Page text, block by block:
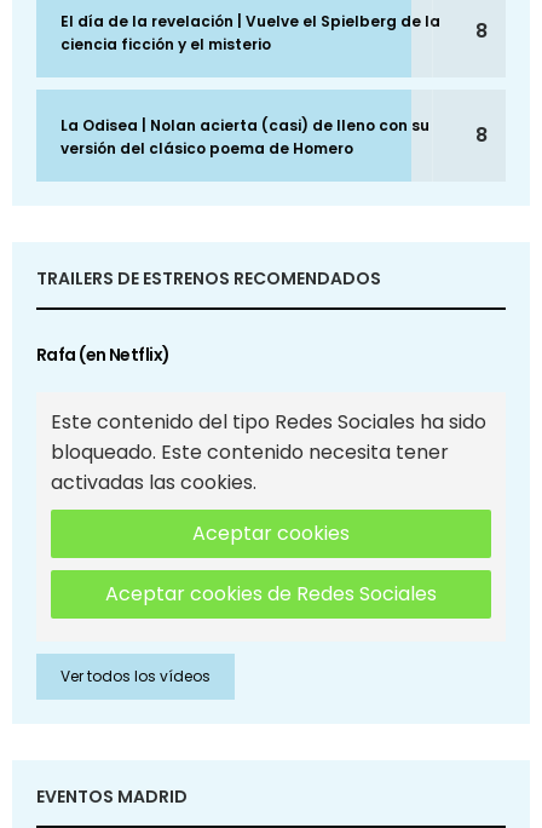
El día de la revelación | Vuelve el Spielberg de la
ciencia ficción y el misterio
8
La Odisea | Nolan acierta (casi) de lleno con su
versión del clásico poema de Homero
8
TRAILERS DE ESTRENOS RECOMENDADOS
Rafa (en Netflix)
Este contenido del tipo Redes Sociales ha sido
bloqueado. Este contenido necesita tener
activadas las cookies.
Aceptar cookies
Aceptar cookies de Redes Sociales
Ver todos los vídeos
EVENTOS MADRID